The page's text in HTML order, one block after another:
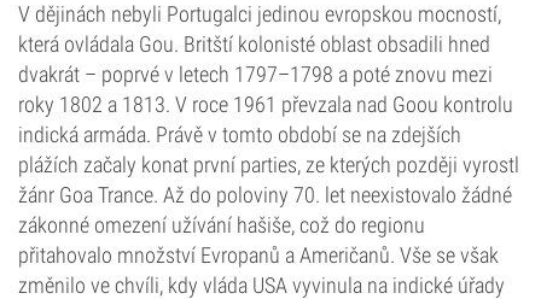
V dějinách nebyli Portugalci jedinou evropskou mocností,
která ovládala Gou. Britští kolonisté oblast obsadili hned
dvakrát – poprvé v letech 1797–1798 a poté znovu mezi
roky 1802 a 1813. V roce 1961 převzala nad Goou kontrolu
indická armáda. Právě v tomto období se na zdejších
plážích začaly konat první parties, ze kterých později vyrostl
žánr Goa Trance. Až do poloviny 70. let neexistovalo žádné
zákonné omezení užívání hašiše, což do regionu
přitahovalo množství Evropanů a Američanů. Vše se však
změnilo ve chvíli, kdy vláda USA vyvinula na indické úřady